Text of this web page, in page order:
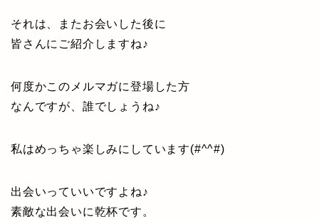
それは、またお会いした後に
皆さんにご紹介しますね♪
何度かこのメルマガに登場した方
なんですが、誰でしょうね♪
私はめっちゃ楽しみにしています(#^^#)
出会いっていいですよね♪
素敵な出会いに乾杯です。